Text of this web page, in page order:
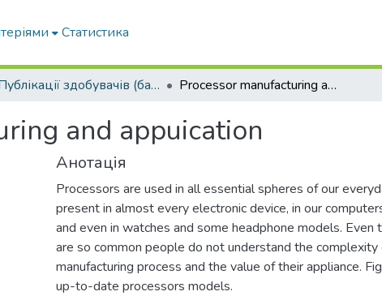
Статистика
Публікації здобувачів (бакалаврів. магістрів, аспірантів) Processor manufacturing and appuication
and appuication
Анотація
Processors are used in all essential spheres of our
present in almost every electronic device, in our
and even in watches and some headphone models. Even
are so common people do not understand the
manufacturing process and the value of their appliance.
up-to-date processors models.